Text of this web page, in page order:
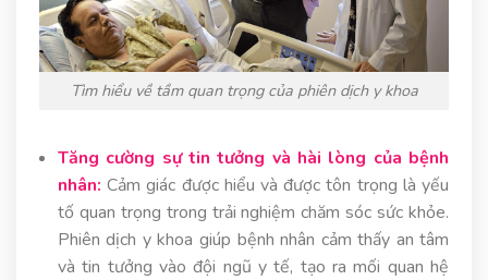
Tìm hiểu về tầm quan trọng của phiên dịch y khoa
Tăng cường sự tin tưởng và hài lòng của bệnh
nhân: Cảm giác được hiểu và được tôn trọng là yếu
tố quan trọng trong trải nghiệm chăm sóc sức khỏe.
Phiên dịch y khoa giúp bệnh nhân cảm thấy an tâm
và tin tưởng vào đội ngũ y tế, tạo ra mối quan hệ